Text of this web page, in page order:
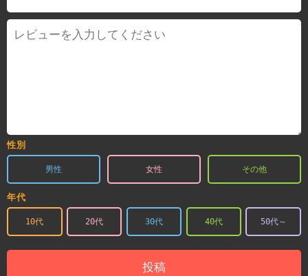
性別
男性 女性 その他
年代
10代 20代 30代 40代 50代～
投稿